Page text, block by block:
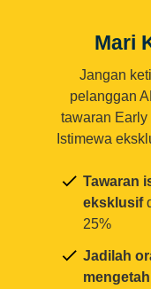
Mari
Jangan
pelanggan
tawaran Early
Istimewa
Tawaran
eksklusif
25%
Jadilah